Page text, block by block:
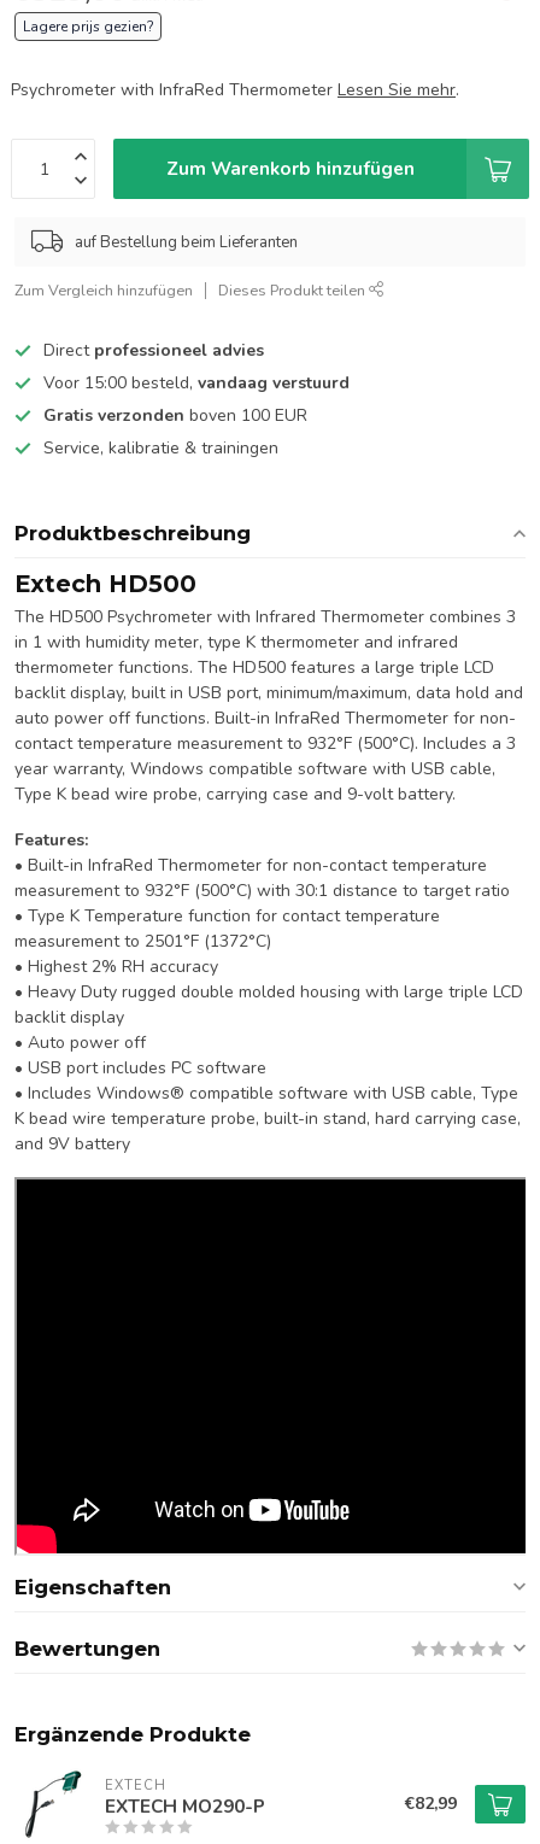
Lagere prijs gezien?
Psychrometer with InfraRed Thermometer Lesen Sie mehr.
Zum Warenkorb hinzufügen
auf Bestellung beim Lieferanten
Zum Vergleich hinzufügen Dieses Produkt teilen
Direct professioneel advies
Voor 15:00 besteld, vandaag verstuurd
Gratis verzonden boven 100 EUR
Service, kalibratie & trainingen
Produktbeschreibung
Extech HD500
The HD500 Psychrometer with Infrared Thermometer combines 3
in 1 with humidity meter, type K thermometer and infrared
thermometer functions. The HD500 features a large triple LCD
backlit display, built in USB port, minimum/maximum, data hold and
auto power off functions. Built-in InfraRed Thermometer for non-
contact temperature measurement to 932°F (500°C). Includes a 3
year warranty, Windows compatible software with USB cable,
Type K bead wire probe, carrying case and 9-volt battery.
Features:
• Built-in InfraRed Thermometer for non-contact temperature
measurement to 932°F (500°C) with 30:1 distance to target ratio
• Type K Temperature function for contact temperature
measurement to 2501°F (1372°C)
• Highest 2% RH accuracy
• Heavy Duty rugged double molded housing with large triple LCD
backlit display
• Auto power off
• USB port includes PC software
• Includes Windows® compatible software with USB cable, Type
K bead wire temperature probe, built-in stand, hard carrying case,
and 9V battery
Eigenschaften
Bewertungen
Ergänzende Produkte
EXTECH
EXTECH MO290-P €82,99